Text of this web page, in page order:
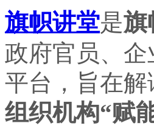
旗帜讲堂是旗
政府官员、
平台，旨在
组织机构“赋